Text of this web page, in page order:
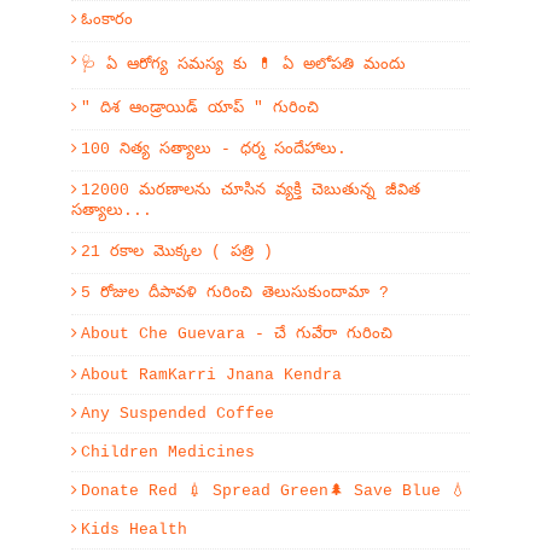
ఓంకారం
🩺 ఏ ఆరోగ్య సమస్య కు 💊 ఏ అలోపతి మందు
" దిశ ఆండ్రాయిడ్ యాప్ " గురించి
100 నిత్య సత్యాలు - ధర్మ సందేహాలు.
12000 మరణాలను చూసిన వ్యక్తి చెబుతున్న జీవిత
సత్యాలు...
21 రకాల మొక్కల ( పత్రి )
5 రోజుల దీపావళి గురించి తెలుసుకుందామా ?
About Che Guevara - చే గువేరా గురించి
About RamKarri Jnana Kendra
Any Suspended Coffee
Children Medicines
Donate Red 💉 Spread Green🌲 Save Blue 💧
Kids Health